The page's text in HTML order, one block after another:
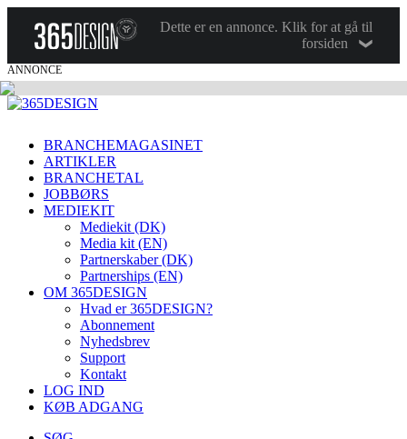
Dette er en annonce. Klik for at gå til
forsiden
ANNONCE
BRANCHEMAGASINET
ARTIKLER
BRANCHETAL
JOBBØRS
MEDIEKIT
Mediekit (DK)
Media kit (EN)
Partnerskaber (DK)
Partnerships (EN)
OM 365DESIGN
Hvad er 365DESIGN?
Abonnement
Nyhedsbrev
Support
Kontakt
LOG IND
KØB ADGANG